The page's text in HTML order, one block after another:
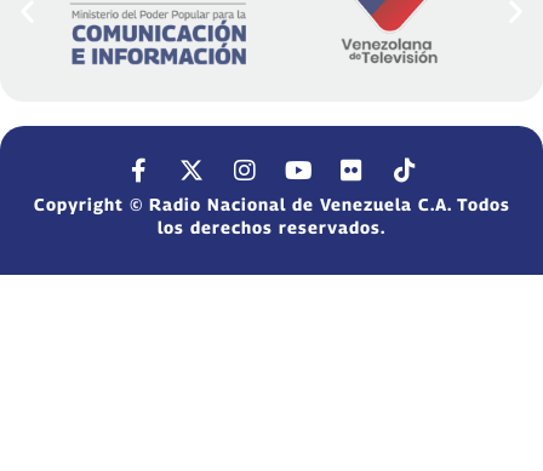
Copyright © Radio Nacional de Venezuela C.A. Todos
los derechos reservados.